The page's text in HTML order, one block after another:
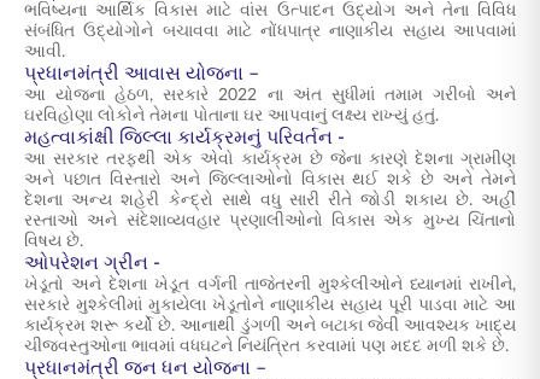
ભવિષ્યના આર્થિક વિકાસ માટે વાંસ ઉત્પાદન ઉદ્યોગ અને તેના વિવિધ
સંબંધિત ઉદ્યોગોને બચાવવા માટે નોંધપાત્ર નાણાકીય સહાય આપવામાં
આવી.
પ્રધાનમંત્રી આવાસ યોજના –
આ યોજના હેઠળ, સરકારે 2022 ના અંત સુધીમાં તમામ ગરીબો અને
ઘરવિહોણા લોકોને તેમના પોતાના ઘર આપવાનું લક્ષ્ય રાખ્યું હતું.
મહત્વાકાંક્ષી જિલ્લા કાર્યક્રમનું પરિવર્તન -
આ સરકાર તરફથી એક એવો કાર્યક્રમ છે જેના કારણે દેશના ગ્રામીણ
અને પછાત વિસ્તારો અને જિલ્લાઓનો વિકાસ થઈ શકે છે અને તેમને
દેશના અન્ય શહેરી કેન્દ્રો સાથે વધુ સારી રીતે જોડી શકાય છે. અહીં
રસ્તાઓ અને સંદેશાવ્યવહાર પ્રણાલીઓનો વિકાસ એક મુખ્ય ચિંતાનો
વિષય છે.
ઓપરેશન ગ્રીન -
ખેડૂતો અને દેશના ખેડૂત વર્ગની તાજેતરની મુશ્કેલીઓને ધ્યાનમાં રાખીને,
સરકારે મુશ્કેલીમાં મુકાયેલા ખેડૂતોને નાણાકીય સહાય પૂરી પાડવા માટે આ
કાર્યક્રમ શરૂ કર્યો છે. આનાથી ડુંગળી અને બટાકા જેવી આવશ્યક ખાદ્ય
ચીજવસ્તુઓના ભાવમાં વધઘટને નિયંત્રિત કરવામાં પણ મદદ મળી શકે છે.
પ્રધાનમંત્રી જન ધન યોજના –